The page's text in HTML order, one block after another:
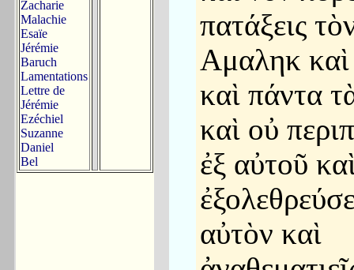
Zacharie
Malachie
Esaïe
Jérémie
Baruch
Lamentations
Lettre de
Jérémie
Ezéchiel
Suzanne
Daniel
Bel
πατάξεις
Αμαληκ καὶ
καὶ πάντα
καὶ οὐ
ἐξ αὐτοῦ
αὐτὸν καὶ